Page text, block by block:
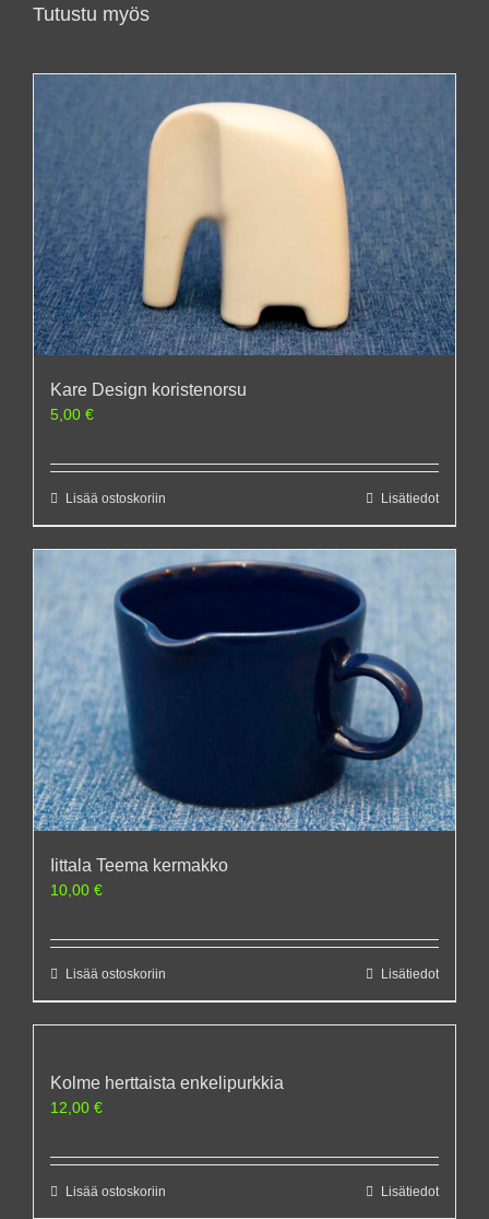
Tutustu myös
Kare Design koristenorsu
5,00 €
Lisää ostoskoriin Lisätiedot
Iittala Teema kermakko
10,00 €
Lisää ostoskoriin Lisätiedot
Kolme herttaista enkelipurkkia
12,00 €
Lisää ostoskoriin Lisätiedot